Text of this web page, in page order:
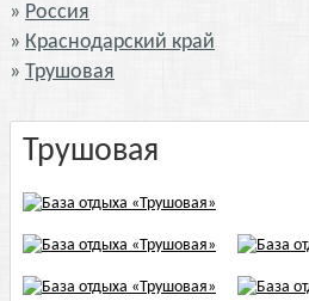
Россия
Краснодарский край
Трушовая
Трушовая